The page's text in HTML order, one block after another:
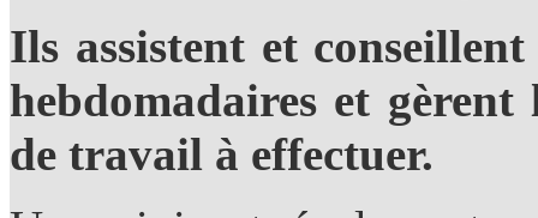
Ils assistent et
hebdomadaires et
de travail à effectuer.